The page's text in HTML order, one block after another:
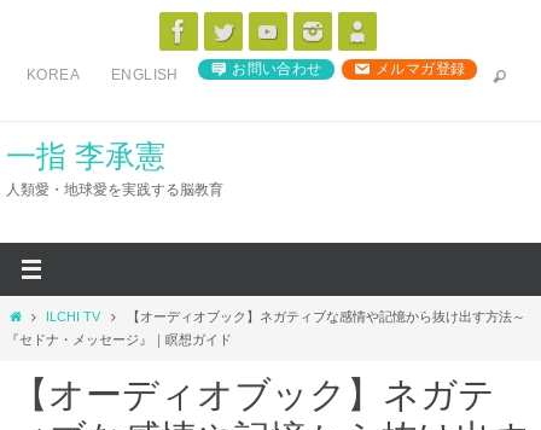
ス
KOREA ENGLISH お問い合わせ メルマガ登録
一指 李承憲
人類愛・地球愛を実践する脳教育
ホ
ー
ILCHI TV
【オーディオブック】ネガティブな感情や記憶から抜け出す方法～
『セドナ・メッセージ』｜瞑想ガイド
【オーディオブック】ネガテ